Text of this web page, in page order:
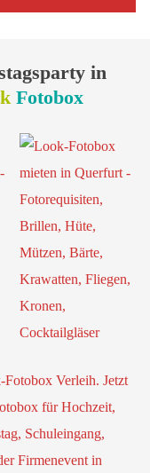
in
k Fotobox